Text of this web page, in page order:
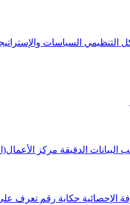
التنظيمي السياسات
البيانات الدقيقة مركز
الإحصائية حكاية رقم تعرف على